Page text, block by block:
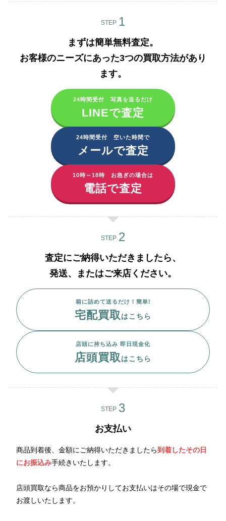
STEP
まずは簡単無料査定。
お客様のニーズにあった3つの買取方法があり
ます。​
24時間受付 写真を送るだけ
LINEで査定
24時間受付 空いた時間で
メールで査定
10時～18時 お急ぎの場合は
電話で査定
STEP
査定にご納得いただきましたら、
発送、またはご来店ください。
箱に詰めて送るだけ！簡単!
宅配買取 はこちら
店頭に持ち込み 即日現金化
店頭買取 はこちら
STEP
お支払い
商品到着後、金額にご納得いただきましたら到着したその日
にお振込み手続きいたします。
店頭買取なら商品をお預かりしてお支払いはその場で現金で
お渡しいたします。